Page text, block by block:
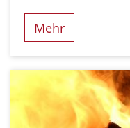
Mehr